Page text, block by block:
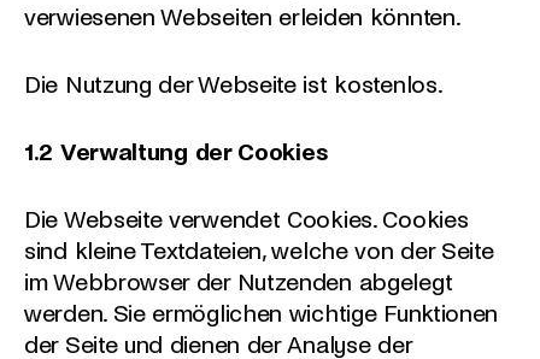
verwiesenen Webseiten erleiden könnten.
Die Nutzung der Webseite ist kostenlos.
1.2 Verwaltung der Cookies
Die Webseite verwendet Cookies. Cookies
sind kleine Textdateien, welche von der Seite
im Webbrowser der Nutzenden abgelegt
werden. Sie ermöglichen wichtige Funktionen
der Seite und dienen der Analyse der